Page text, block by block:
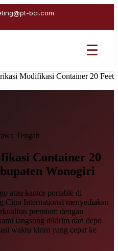
bci.com
☰
Modifikasi Container 20 Feet
Tengah
Container 20
Wonogiri
atau kantor portable di
Citra International menyediakan
premium dengan
langsung dikirim dari depo
waktu kirim yang cepat ke